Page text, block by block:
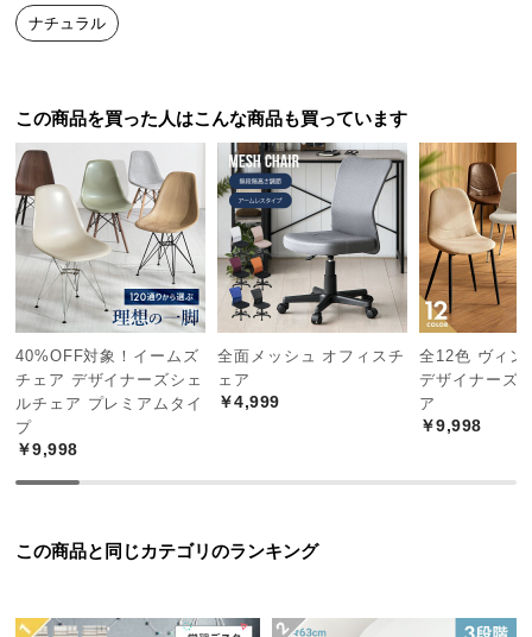
中
型
の
配
送
に
つ
い
て
小
型
の
つ
ナチュラル
この商品を買った人はこんな商品も買っています
40%OFF対象！イームズ
チェア デザイナーズシェ
ルチェア プレミアムタイ
プ
￥9,998
全面メッシュ オフィスチ
ェア
￥4,999
全12色 ヴィン
デザイナーズ
ア
￥9,998
この商品と同じカテゴリのランキング